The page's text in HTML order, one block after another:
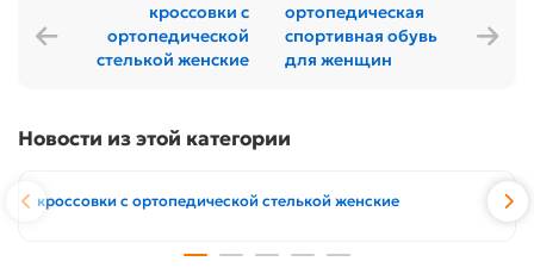
кроссовки с
ортопедической
стелькой женские
ортопедическая
спортивная обувь
для женщин
Новости из этой категории
кроссовки с ортопедической стелькой женские